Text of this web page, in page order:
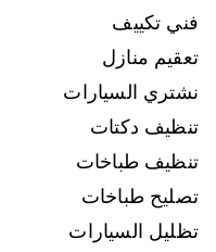
فني تكييف
تعقيم منازل
نشتري السيارات
تنظيف دكتات
تنظيف طباخات
تصليح طباخات
تظليل السيارات